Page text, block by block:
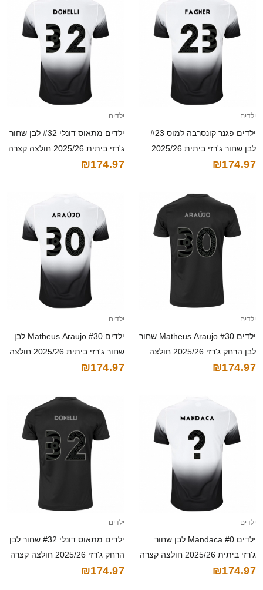
ילדים
ילדים פגנר קונסרבה למוס #23
לבן שחור ג'רזי ביתית 2025/26
חולצה קצרה
₪174.97
ילדים
ילדים מתאוס דונלי #32 לבן שחור
ג'רזי ביתית 2025/26 חולצה קצרה
₪174.97
ילדים
ילדים Matheus Araujo #30 שחור
לבן הרחק ג'רזי 2025/26 חולצה
קצרה
₪174.97
ילדים
ילדים Matheus Araujo #30 לבן
שחור ג'רזי ביתית 2025/26 חולצה
קצרה
₪174.97
ילדים
ילדים Mandaca #0 לבן שחור
ג'רזי ביתית 2025/26 חולצה קצרה
₪174.97
ילדים
ילדים מתאוס דונלי #32 שחור לבן
הרחק ג'רזי 2025/26 חולצה קצרה
₪174.97